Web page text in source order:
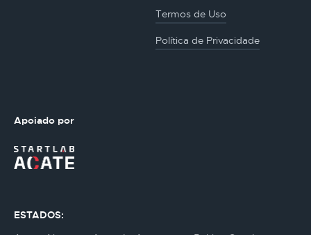
Termos de Uso
Política de Privacidade
Apoiado por
ESTADOS: